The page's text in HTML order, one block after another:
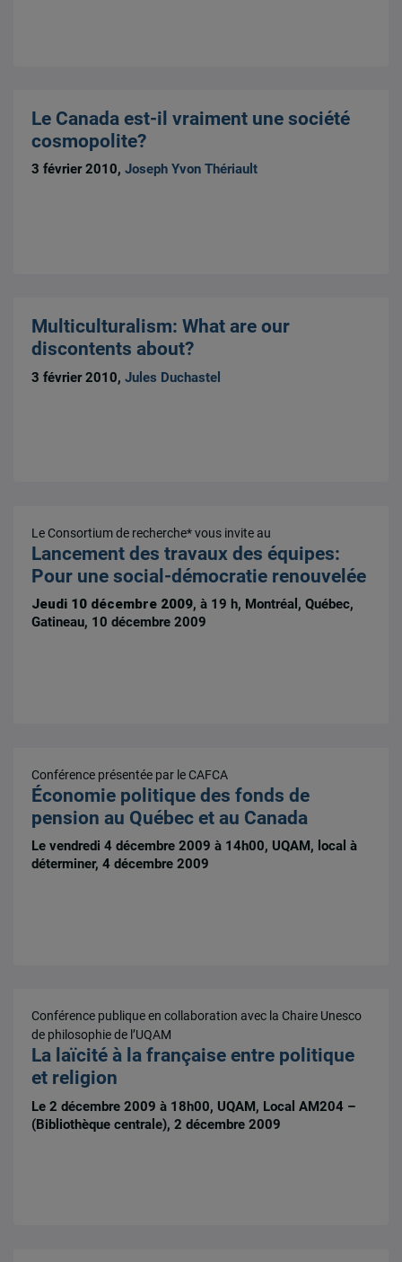
Le Canada est-il vraiment une société
cosmopolite?
3 février 2010,Joseph Yvon Thériault
Multiculturalism: What are our
discontents about?
3 février 2010,Jules Duchastel
Le Consortium de recherche* vous invite au
Lancement des travaux des équipes:
Pour une social-démocratie renouvelée
Jeudi 10 décembre 2009, à 19 h, Montréal, Québec,
Gatineau, 10 décembre 2009
Conférence présentée par le CAFCA
Économie politique des fonds de
pension au Québec et au Canada
Le vendredi 4 décembre 2009 à 14h00, UQAM, local à
déterminer, 4 décembre 2009
Conférence publique en collaboration avec la Chaire Unesco
de philosophie de l’UQAM
La laïcité à la française entre politique
et religion
Le 2 décembre 2009 à 18h00, UQAM, Local AM204 –
(Bibliothèque centrale), 2 décembre 2009